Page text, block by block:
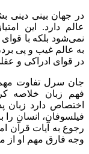
در جهان بینی دینی
عالم دارد. این
نمی‌شود بلکه با قوای
به عالم غیب و پی
در قوای ادراکی و
جان سرل تفاوت
فهم زبان خلاصه
اختصاص دارد زبان
فیلسوفان، انسان را
رجوع به آیات قرآن
وجه فارق مهم او از